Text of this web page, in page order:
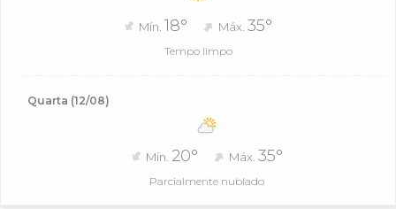
Mín. 18° Máx. 35°
Tempo limpo
Quarta (12/08)
Mín. 20° Máx.35°
Parcialmente nublado